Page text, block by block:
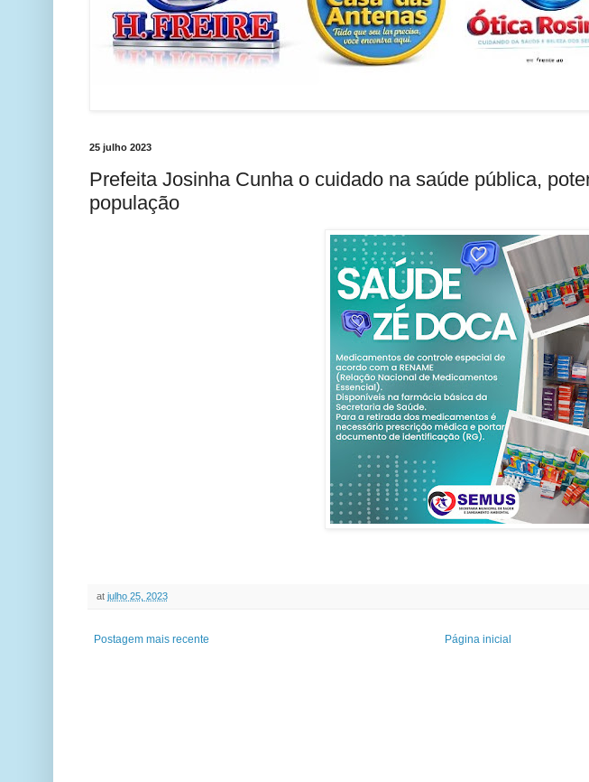
25 julho 2023
Prefeita Josinha Cunha o cuidado na saúde pública,
população
at julho 25, 2023
Postagem mais recente Página inicial